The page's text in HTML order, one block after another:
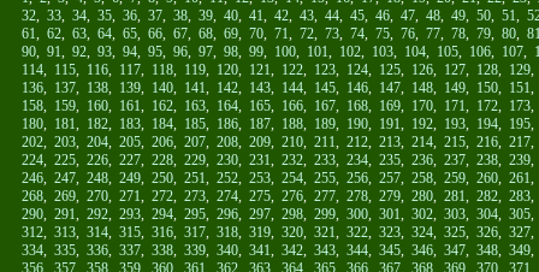
32, 33, 34, 35, 36, 37, 38, 39, 40, 41, 42, 43, 44, 45, 46, 47, 48, 49, 50, 51,
61, 62, 63, 64, 65, 66, 67, 68, 69, 70, 71, 72, 73, 74, 75, 76, 77, 78, 79, 80,
90, 91, 92, 93, 94, 95, 96, 97, 98, 99, 100, 101, 102, 103, 104, 105, 106, 107,
114, 115, 116, 117, 118, 119, 120, 121, 122, 123, 124, 125, 126, 127, 128, 129
136, 137, 138, 139, 140, 141, 142, 143, 144, 145, 146, 147, 148, 149, 150, 151
158, 159, 160, 161, 162, 163, 164, 165, 166, 167, 168, 169, 170, 171, 172, 173
180, 181, 182, 183, 184, 185, 186, 187, 188, 189, 190, 191, 192, 193, 194, 195
202, 203, 204, 205, 206, 207, 208, 209, 210, 211, 212, 213, 214, 215, 216, 217
224, 225, 226, 227, 228, 229, 230, 231, 232, 233, 234, 235, 236, 237, 238, 239
246, 247, 248, 249, 250, 251, 252, 253, 254, 255, 256, 257, 258, 259, 260, 261
268, 269, 270, 271, 272, 273, 274, 275, 276, 277, 278, 279, 280, 281, 282, 283
290, 291, 292, 293, 294, 295, 296, 297, 298, 299, 300, 301, 302, 303, 304, 305
312, 313, 314, 315, 316, 317, 318, 319, 320, 321, 322, 323, 324, 325, 326, 327
334, 335, 336, 337, 338, 339, 340, 341, 342, 343, 344, 345, 346, 347, 348, 349
356, 357, 358, 359, 360, 361, 362, 363, 364, 365, 366, 367, 368, 369, 370, 371